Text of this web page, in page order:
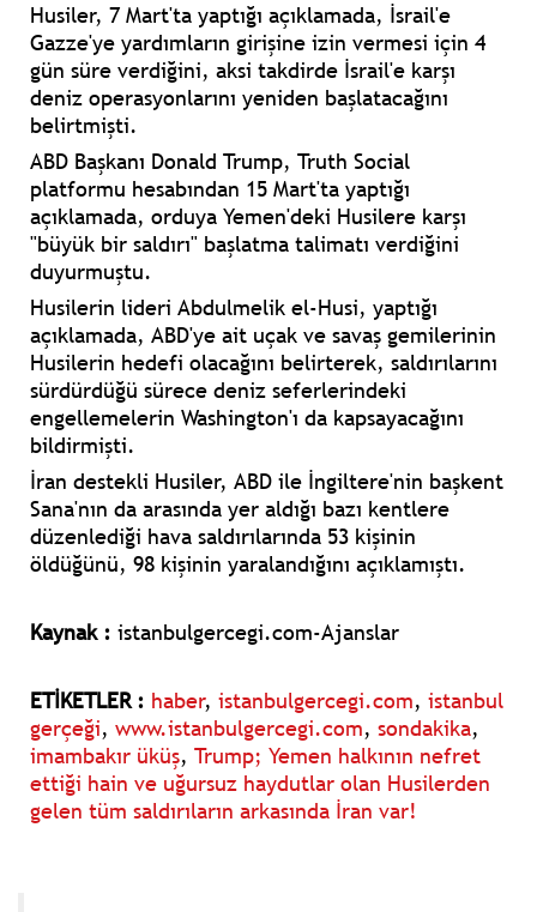
Husiler, 7 Mart'ta yaptığı açıklamada, İsrail'e
Gazze'ye yardımların girişine izin vermesi için 4
gün süre verdiğini, aksi takdirde İsrail'e karşı
deniz operasyonlarını yeniden başlatacağını
belirtmişti.
ABD Başkanı Donald Trump, Truth Social
platformu hesabından 15 Mart'ta yaptığı
açıklamada, orduya Yemen'deki Husilere karşı
"büyük bir saldırı" başlatma talimatı verdiğini
duyurmuştu.
Husilerin lideri Abdulmelik el-Husi, yaptığı
açıklamada, ABD'ye ait uçak ve savaş gemilerinin
Husilerin hedefi olacağını belirterek, saldırılarını
sürdürdüğü sürece deniz seferlerindeki
engellemelerin Washington'ı da kapsayacağını
bildirmişti.
İran destekli Husiler, ABD ile İngiltere'nin başkent
Sana'nın da arasında yer aldığı bazı kentlere
düzenlediği hava saldırılarında 53 kişinin
öldüğünü, 98 kişinin yaralandığını açıklamıştı.
Kaynak : istanbulgercegi.com-Ajanslar
ETİKETLER : haber, istanbulgercegi.com, istanbul
gerçeği, www.istanbulgercegi.com, sondakika,
imambakır üküş, Trump; Yemen halkının nefret
ettiği hain ve uğursuz haydutlar olan Husilerden
gelen tüm saldırıların arkasında İran var!